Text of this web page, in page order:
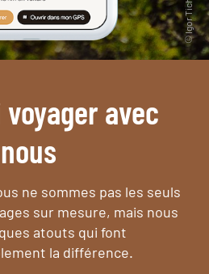
avec
nous
ne sommes pas les seuls
sur mesure, mais nous
atouts qui font
la différence.